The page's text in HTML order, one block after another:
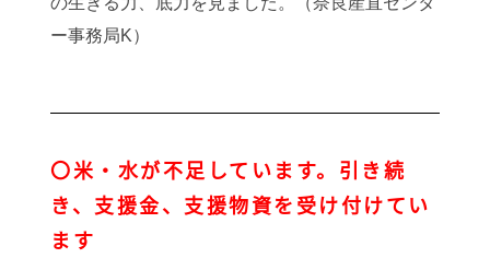
ー事務局K）
〇米・水が不足しています。引き続
き、支援金、支援物資を受け付けてい
ます